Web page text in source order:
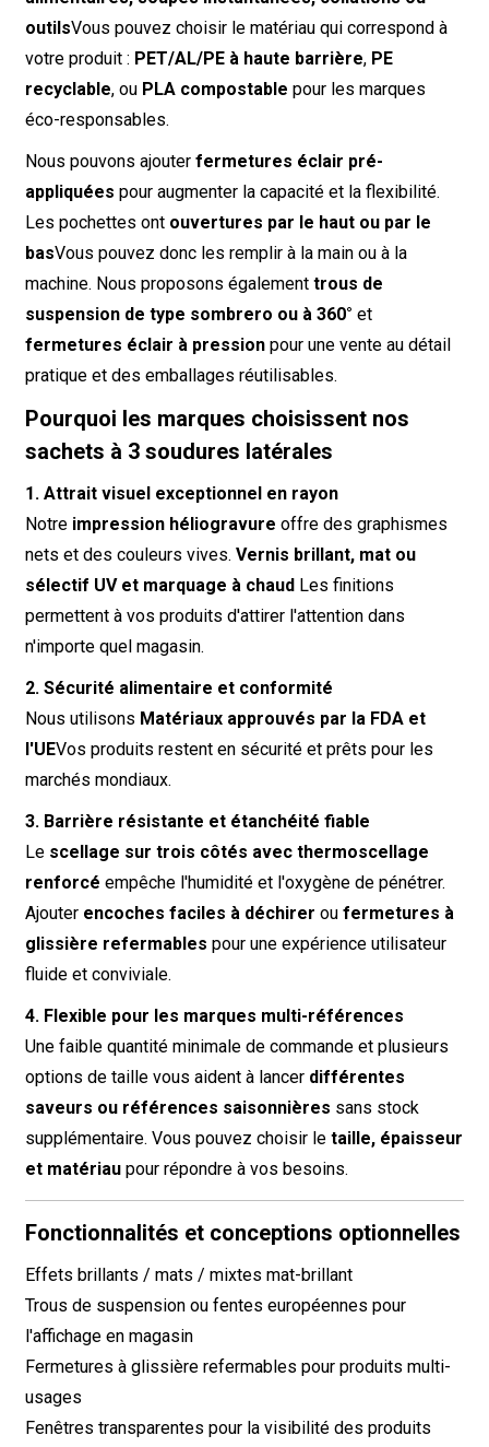
outilsVous pouvez choisir le matériau qui correspond à
votre produit : PET/AL/PE à haute barrière, PE
recyclable, ou PLA compostable pour les marques
éco-responsables.
Nous pouvons ajouter fermetures éclair pré-
appliquées pour augmenter la capacité et la flexibilité.
Les pochettes ont ouvertures par le haut ou par le
basVous pouvez donc les remplir à la main ou à la
machine. Nous proposons également trous de
suspension de type sombrero ou à 360° et
fermetures éclair à pressionpour une vente au détail
pratique et des emballages réutilisables.
Pourquoi les marques choisissent nos
sachets à 3 soudures latérales
1. Attrait visuel exceptionnel en rayon
Notre impression héliogravure offre des graphismes
nets et des couleurs vives. Vernis brillant, mat ou
sélectif UV et marquage à chaudLes finitions
permettent à vos produits d'attirer l'attention dans
n'importe quel magasin.
2. Sécurité alimentaire et conformité
Nous utilisons Matériaux approuvés par la FDA et
l'UEVos produits restent en sécurité et prêts pour les
marchés mondiaux.
3. Barrière résistante et étanchéité fiable
Le scellage sur trois côtés avec thermoscellage
renforcé empêche l'humidité et l'oxygène de pénétrer.
Ajouter encoches faciles à déchirer ou fermetures à
glissière refermables pour une expérience utilisateur
fluide et conviviale.
4. Flexible pour les marques multi-références
Une faible quantité minimale de commande et plusieurs
options de taille vous aident à lancer différentes
saveurs ou références saisonnières sans stock
supplémentaire. Vous pouvez choisir le taille, épaisseur
et matériaupour répondre à vos besoins.
Fonctionnalités et conceptions optionnelles
Effets brillants / mats / mixtes mat-brillant
Trous de suspension ou fentes européennes pour
l'affichage en magasin
Fermetures à glissière refermables pour produits multi-
usages
Fenêtres transparentes pour la visibilité des produits